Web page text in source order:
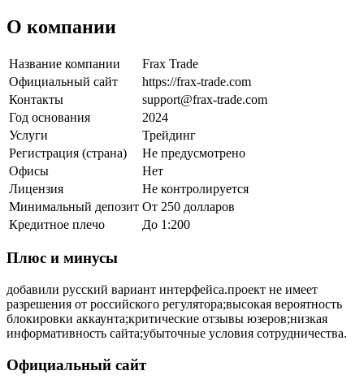
О компании
Название компании
Frax Trade
Официальный сайт
https://frax-trade.com
Контакты
support@frax-trade.com
Год основания
2024
Услуги
Трейдинг
Регистрация (страна)
Не предусмотрено
Офисы
Нет
Лицензия
Не контролируется
Минимальный депозит От 250 долларов
Кредитное плечо
До 1:200
Плюс и минусы
добавили русский вариант интерфейса.проект не имеет
разрешения от российского регулятора;высокая вероятность
блокировки аккаунта;критические отзывы юзеров;низкая
информативность сайта;убыточные условия сотрудничества.
Официальный сайт